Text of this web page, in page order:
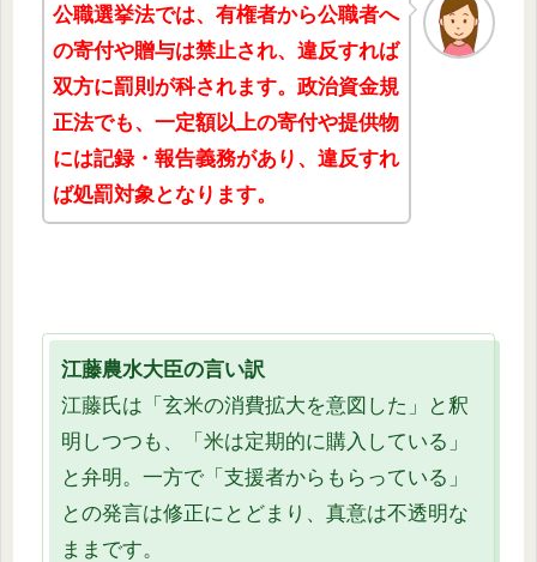
公職選挙法では、有権者から公職者へ
の寄付や贈与は禁止され、違反すれば
双方に罰則が科されます。政治資金規
正法でも、一定額以上の寄付や提供物
には記録・報告義務があり、違反すれ
ば処罰対象となります。
江藤農水大臣の言い訳
江藤氏は「玄米の消費拡大を意図した」と釈
明しつつも、「米は定期的に購入している」
と弁明。一方で「支援者からもらっている」
との発言は修正にとどまり、真意は不透明な
ままです。